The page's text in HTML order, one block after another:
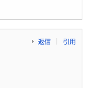
返信 引用